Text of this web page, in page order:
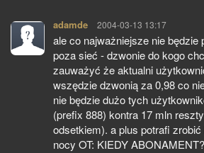
adamde pisze:
2004-03-13 13:17
ale co najważniejsze nie będzie
poza sieć - dzwonie do kogo
zauważyć że aktualni
wszędzie dzwonią za 0,98 co
nie będzie dużo tych
(prefix 888) kontra 17 mln
odsetkiem). a plus potrafi
nocy OT: KIEDY